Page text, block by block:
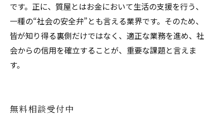
です。正に、質屋とはお金において生活の支援を行う、
一種の“社会の安全弁”とも言える業界です。そのため、
皆が知り得る裏側だけではなく、適正な業務を進め、社
会からの信用を確立することが、重要な課題と言えま
す。
無料相談受付中